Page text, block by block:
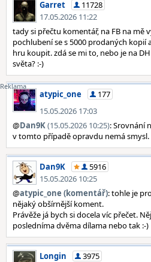
Garret
11728
17.05.2026 11:22
tady si přečtu komentář, na FB na mě
pochlubení se s 5000 prodaných kopií
hru koupit. zdá se mi to, nebo je na
světa? :-)
atypic_one
177
15.05.2026 17:03
@Dan9K(15.05.2026 10:25): Srovnání
v tomto případě opravdu nemá smysl.
Dan9K
5916
15.05.2026 10:25
@atypic_one (komentář): tohle je
nějaký obšírnější koment.
Právěže já bych si docela víc přečet.
posledníma dvěma dílama nebo tak :-)
Longin
3975